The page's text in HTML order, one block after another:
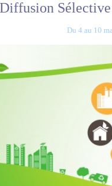
Diffusion
Du 4 au 10